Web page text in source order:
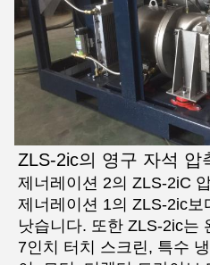
ZLS-2ic의 영구 자석 압
제너레이션 2의 ZLS-2iC
제너레이션 1의 ZLS-2ic보
낫습니다. 또한 ZLS-2ic는
7인치 터치 스크린, 특수